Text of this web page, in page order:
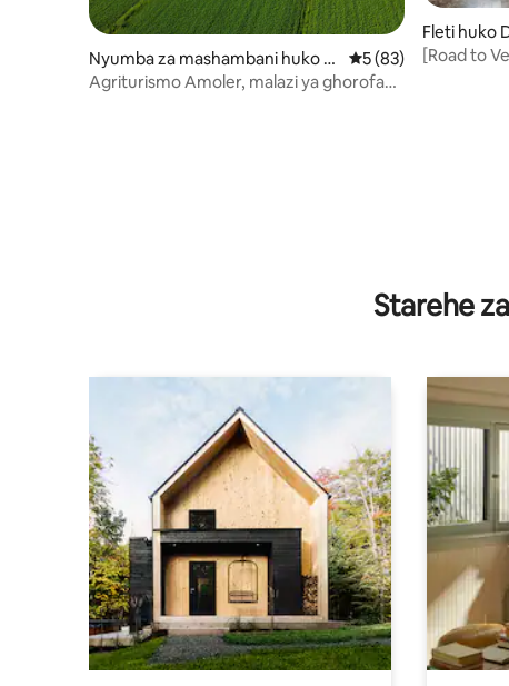
Nyumba za mashambani huko M
irano
Ukadiriaji wa wastani
5 (83)
Agriturismo Amoler, malazi ya ghorofa
Fleti huko
[Road to
Starehe